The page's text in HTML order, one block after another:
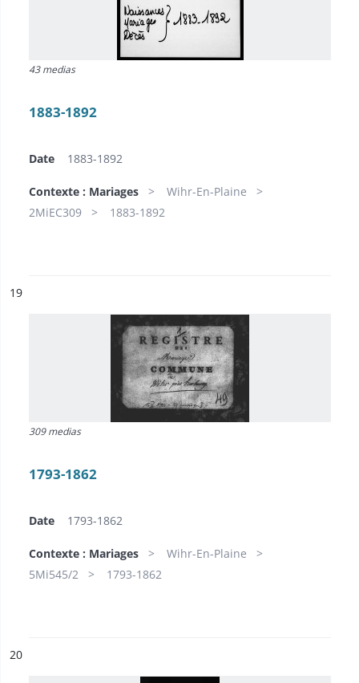
43 medias
1883-1892
Date 1883-1892
Contexte : Mariages
Wihr-En-Plaine
2MiEC309
1883-1892
n°
19
309 medias
1793-1862
Date 1793-1862
Contexte : Mariages
Wihr-En-Plaine
5Mi545/2
1793-1862
n°
20